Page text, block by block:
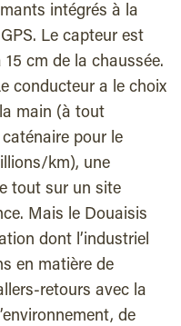
intégrés à la
Le capteur est
cm de la chaussée.
conducteur a le choix
main (à tout
pour le
km), une
tout sur un site
Mais le Douaisis
dont l’industriel
en matière de
retours avec la
de